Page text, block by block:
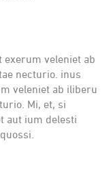
veleniet ab
necturio. inus
veleniet ab iliberu
Mi, et, si
aut ium delesti